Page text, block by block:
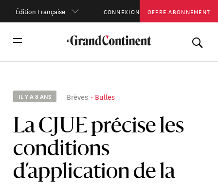
Édition Française CONNEXION OFFRE ABONNEMENT
IL Y A 8 ANS Brèves Bulles
La CJUE précise les
conditions
d’application de la